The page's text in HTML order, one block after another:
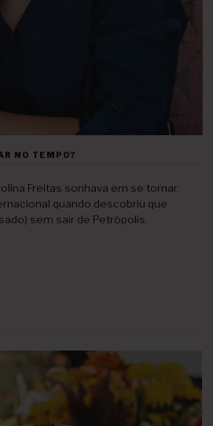
NO TEMPO?
Freitas sonhava em se tornar
quando descobriu que
sem sair de Petrópolis.